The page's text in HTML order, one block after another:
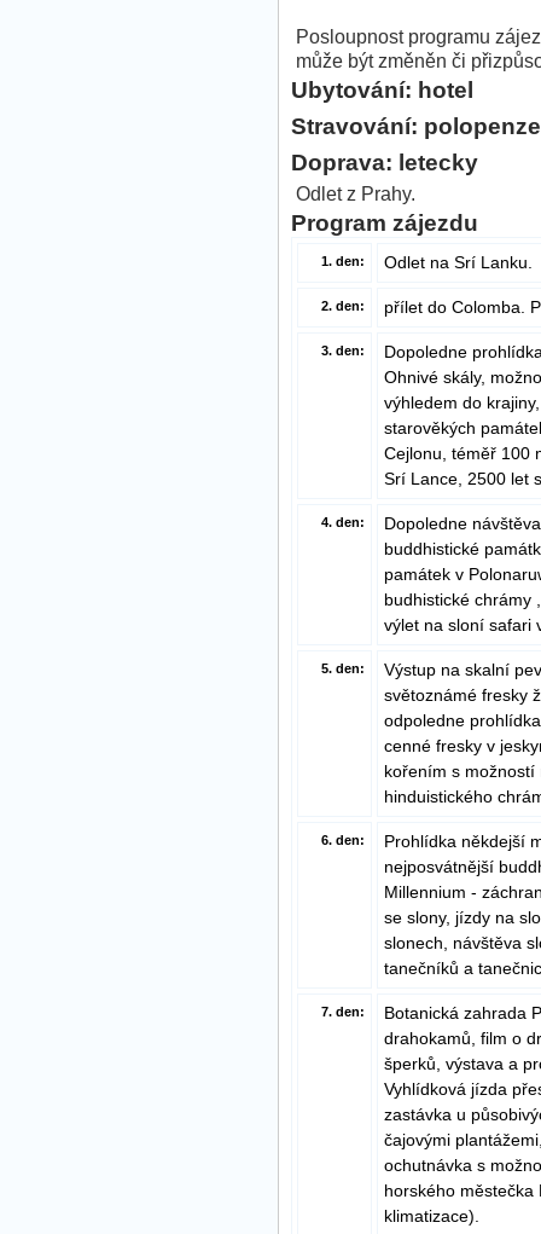
Posloupnost programu
může být změněn či
Ubytování: hotel
Stravování: polopenze
Doprava: letecky
Odlet z Prahy.
Program zájezdu
1. den: Odlet na Srí Lanku.
2. den: přílet do Colomba.
3. den:
Dopoledne
Ohnivé skály,
výhledem do
starověkých
Cejlonu, téměř 100
Srí Lance, 2500 let
4. den:
Dopoledne
buddhistické
památek v
budhistické chrámy
výlet na sloní safari
5. den:
Výstup na skalní
světoznámé fresky
odpoledne
cenné fresky v
kořením s možností
hinduistického
6. den:
Prohlídka někdejší
nejposvátnější
Millennium -
se slony, jízdy na
slonech, návštěva
tanečníků a
7. den:
Botanická zahrada
drahokamů, film o
šperků, výstava a
Vyhlídková jízda
zastávka u
čajovými
ochutnávka s
horského městečka
klimatizace).